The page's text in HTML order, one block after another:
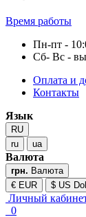
Время работы
Пн-пт -
Сб- Вс -
Оплата и
Контакты
Язык
RU
ru
ua
Валюта
грн. Валюта
€ EUR
$ US
Личный
0